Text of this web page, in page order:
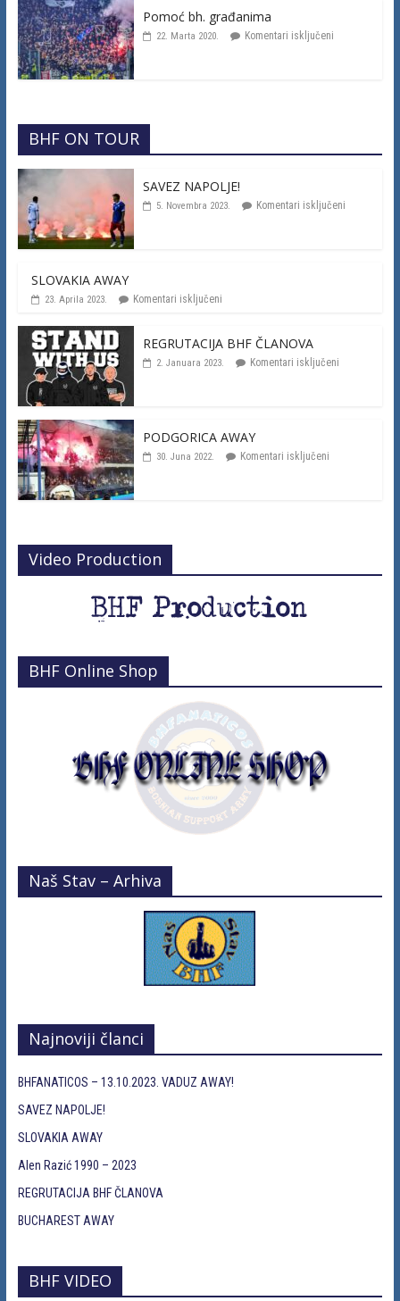
Pomoć bh. građanima
22. Marta 2020. Komentari isključeni
BHF ON TOUR
SAVEZ NAPOLJE!
5. Novembra 2023. Komentari isključeni
SLOVAKIA AWAY
23. Aprila 2023. Komentari isključeni
REGRUTACIJA BHF ČLANOVA
2. Januara 2023. Komentari isključeni
PODGORICA AWAY
30. Juna 2022. Komentari isključeni
Video Production
BHF Online Shop
Naš Stav – Arhiva
Najnoviji članci
BHFANATICOS – 13.10.2023. VADUZ AWAY!
SAVEZ NAPOLJE!
SLOVAKIA AWAY
Alen Razić 1990 – 2023
REGRUTACIJA BHF ČLANOVA
BUCHAREST AWAY
BHF VIDEO